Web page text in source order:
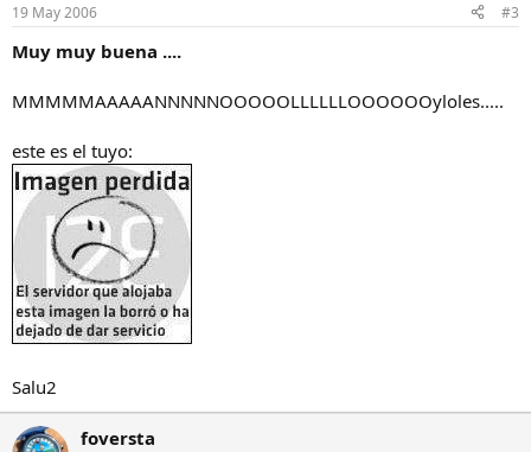
19 May 2006 #3
Muy muy buena ....
MMMMMAAAAANNNNNOOOOOLLLLLLOOOOOOyloles.....
este es el tuyo:
Salu2
foversta